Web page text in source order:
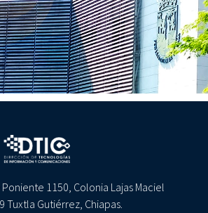
1150, Colonia Lajas Maciel
Tuxtla Gutiérrez, Chiapas.